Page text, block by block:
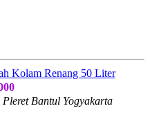
Kolam Renang 50 Liter
Bantul Yogyakarta